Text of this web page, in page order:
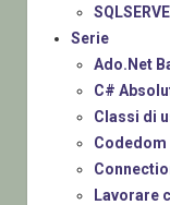
Serie
Ado.Net
C#
Classi di
Codedom
Lavorare